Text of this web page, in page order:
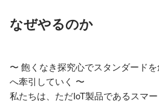
なぜやるのか
〜 飽くなき探究心でスタンダード
へ牽引していく 〜
私たちは、ただIoT製品であるスマ